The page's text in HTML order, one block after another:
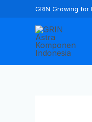
GRIN Growing